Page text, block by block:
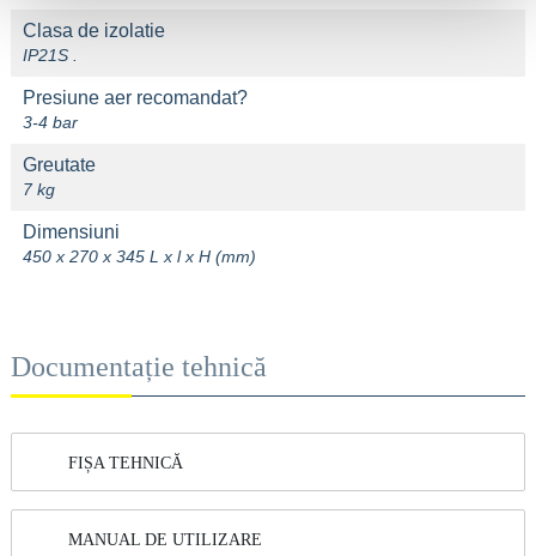
Clasa de izolatie
IP21S .
Presiune aer recomandat?
3-4 bar
Greutate
7 kg
Dimensiuni
450 x 270 x 345 L x l x H (mm)
Documentație tehnică
FIȘA TEHNICĂ
MANUAL DE UTILIZARE